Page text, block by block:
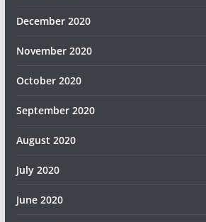
December 2020
November 2020
October 2020
September 2020
August 2020
July 2020
June 2020